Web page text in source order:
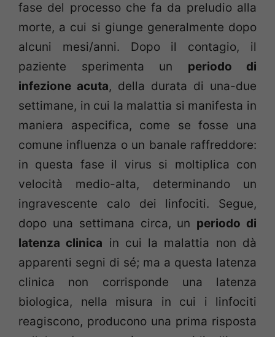
fase del processo che fa da preludio alla
morte, a cui si giunge generalmente dopo
alcuni mesi/anni. Dopo il contagio, il
paziente sperimenta un periodo di
infezione acuta, della durata di una-due
settimane, in cui la malattia si manifesta in
maniera aspecifica, come se fosse una
comune influenza o un banale raffreddore:
in questa fase il virus si moltiplica con
velocità medio-alta, determinando un
ingravescente calo dei linfociti. Segue,
dopo una settimana circa, un periodo di
latenza clinica in cui la malattia non dà
apparenti segni di sé; ma a questa latenza
clinica non corrisponde una latenza
biologica, nella misura in cui i linfociti
reagiscono, producono una prima risposta